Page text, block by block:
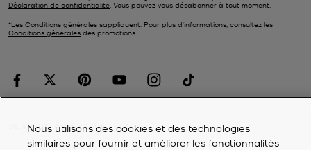
Déclaration de confidentialité. Vous pouvez vous désabonner à tout moment.
*Les Conditions générales sappliquent. Pour plus d’informations, consultez les
Conditions générales des promotions.
SERVICE À LA CLIENTÈLE
Nous utilisons des cookies et des technologies
similaires pour fournir et améliorer les fonctionnalités